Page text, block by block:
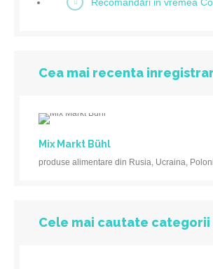
Cea mai recenta
Mix Markt Bühl
produse alimentare din Rusia, Ucraina,
Cele mai cautate categorii